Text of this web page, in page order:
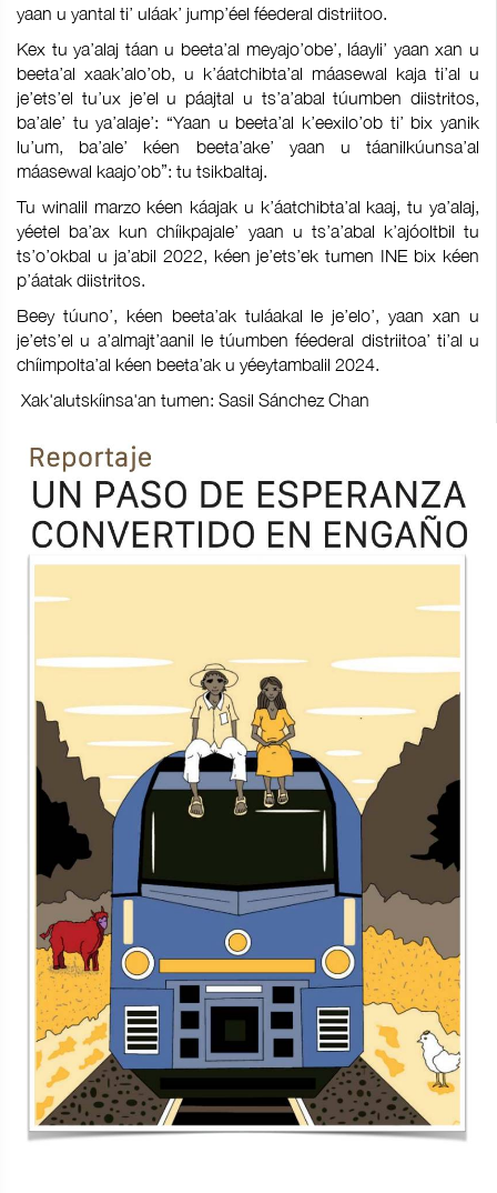
yaan u yantal ti’ uláak’ jump’éel féederal distriitoo.
Kex tu ya’alaj táan u beeta’al meyajo’obe’, láayli’ yaan xan u
beeta’al xaak’alo’ob, u k’áatchibta’al máasewal kaja ti’al u
je’ets’el tu’ux je’el u páajtal u ts’a’abal túumben diistritos,
ba’ale’ tu ya’alaje’: “Yaan u beeta’al k’eexilo’ob ti’ bix yanik
lu’um, ba’ale’ kéen beeta’ake’ yaan u táanilkúunsa’al
máasewal kaajo’ob”: tu tsikbaltaj.
Tu winalil marzo kéen káajak u k’áatchibta’al kaaj, tu ya’alaj,
yéetel ba’ax kun chíikpajale’ yaan u ts’a’abal k’ajóoltbil tu
ts’o’okbal u ja’abil 2022, kéen je’ets’ek tumen INE bix kéen
p’áatak diistritos.
Beey túuno’, kéen beeta’ak tuláakal le je’elo’, yaan xan u
je’ets’el u a’almajt’aanil le túumben féederal distriitoa’ ti’al u
chíimpolta’al kéen beeta’ak u yéeytambalil 2024.
Xak'alutskíinsa'an tumen: Sasil Sánchez Chan